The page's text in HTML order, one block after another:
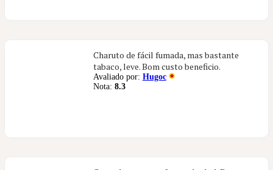
Charuto de fácil fumada, mas bastante
tabaco, leve. Bom custo beneficio.
Avaliado por: Hugoc
Nota: 8.3